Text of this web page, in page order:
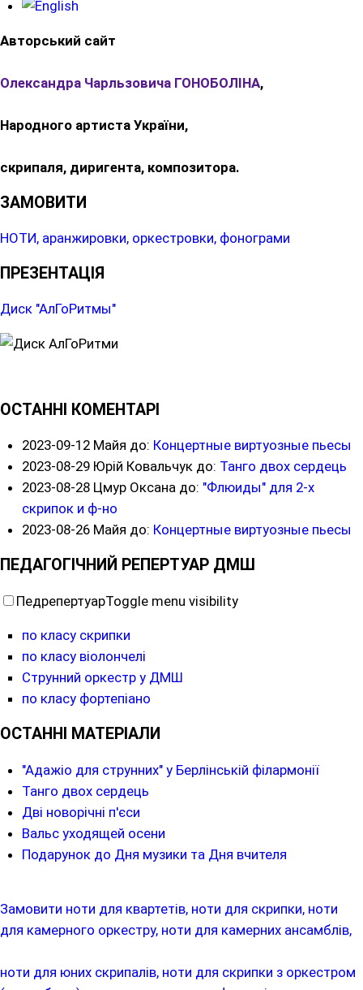
Авторський сайт
Олександра Чарльзовича ГОНОБОЛІНА,
Народного артиста України,
скрипаля, диригента, композитора.
ЗАМОВИТИ
НОТИ, аранжировки, оркестровки, фонограми
ПРЕЗЕНТАЦІЯ
Диск "АлГоРитмы"
ОСТАННІ КОМЕНТАРІ
2023-09-12 Майя до: Концертные виртуозные пьесы
2023-08-29 Юрій Ковальчук до: Танго двох сердець
2023-08-28 Цмур Оксана до: "Флюиды" для 2-х
скрипок и ф-но
2023-08-26 Майя до: Концертные виртуозные пьесы
ПЕДАГОГІЧНИЙ РЕПЕРТУАР ДМШ
ПедрепертуарToggle menu visibility
по класу скрипки
по класу віолончелі
Струнний оркестр у ДМШ
по класу фортепіано
ОСТАННІ МАТЕРІАЛИ
"Адажіо для струнних" у Берлінській філармонії
Танго двох сердець
Дві новорічні п'єси
Вальс уходящей осени
Подарунок до Дня музики та Дня вчителя
Замовити ноти для квартетів, ноти для скрипки, ноти
для камерного оркестру, ноти для камерних ансамблів,
ноти для юних скрипалів, ноти для скрипки з оркестром